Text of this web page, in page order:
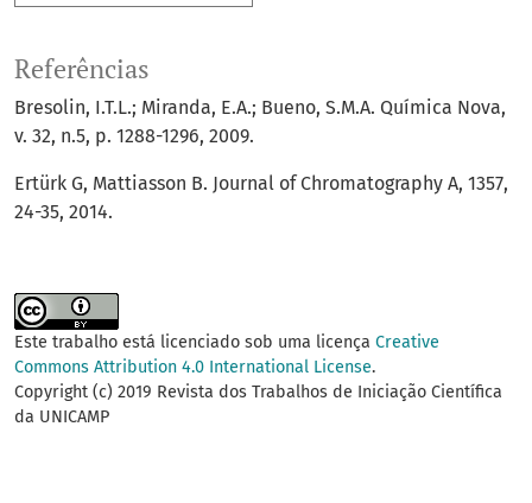
Referências
Bresolin, I.T.L.; Miranda, E.A.; Bueno, S.M.A. Química Nova,
v. 32, n.5, p. 1288-1296, 2009.
Ertürk G, Mattiasson B. Journal of Chromatography A, 1357,
24-35, 2014.
Este trabalho está licenciado sob uma licença Creative
Commons Attribution 4.0 International License.
Copyright (c) 2019 Revista dos Trabalhos de Iniciação Científica
da UNICAMP